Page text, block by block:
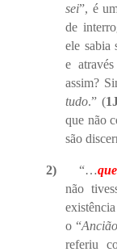
sei”, é
de
ele sabia
e
assim?
tudo.” (
que não
são
2) “…
não
o “
referiu